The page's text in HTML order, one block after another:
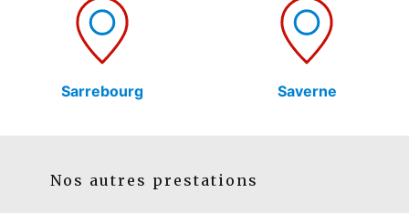
Sarrebourg Saverne
Nos autres prestations